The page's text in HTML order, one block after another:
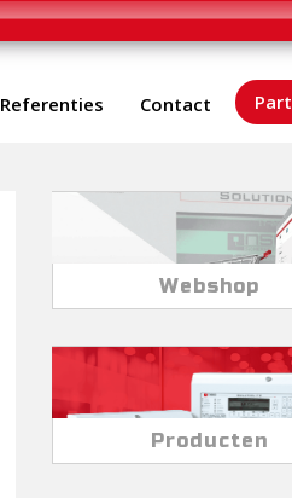
Referenties Contact
Webshop
Producten